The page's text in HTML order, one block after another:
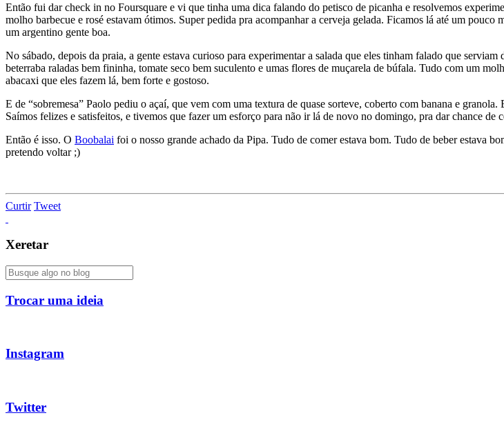
Então fui dar check in no Foursquare e vi que tinha uma dica falando do petisco de picanha e resolvemos
molho barbecue e rosé estavam ótimos. Super pedida pra acompanhar a cerveja gelada. Ficamos lá até um
um argentino gente boa.
No sábado, depois da praia, a gente estava curioso para experimentar a salada que eles tinham falado que
beterraba raladas bem fininha, tomate seco bem suculento e umas flores de muçarela de búfala. Tudo com um
abacaxi que eles fazem lá, bem forte e gostoso.
E de “sobremesa” Paolo pediu o açaí, que vem com uma textura de quase sorteve, coberto com banana e
Saímos felizes e satisfeitos, e tivemos que fazer um esforço para não ir lá de novo no domingo, pra dar chance
Então é isso. O Boobalai foi o nosso grande achado da Pipa. Tudo de comer estava bom. Tudo de beber estava
pretendo voltar ;)
Curtir Tweet
Xeretar
Trocar uma ideia
Instagram
Twitter